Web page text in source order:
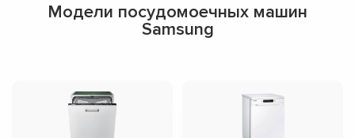
Модели посудомоечных машин
Samsung